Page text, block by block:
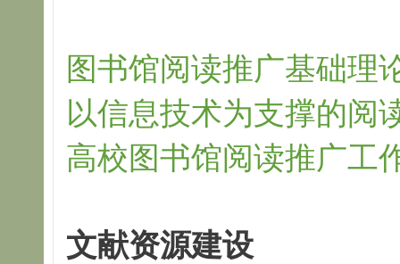
图书馆阅读推广基础理
以信息技术为支撑的阅
高校图书馆阅读推广工
文献资源建设